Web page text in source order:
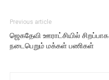
Previous article
ஜெகதேவி ஊராட்சியில் சிறப்பாக
நடைபெறும் மக்கள் பணிகள்